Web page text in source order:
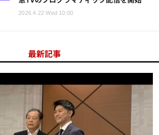
2026.4.22 Wed 10:00
最新記事